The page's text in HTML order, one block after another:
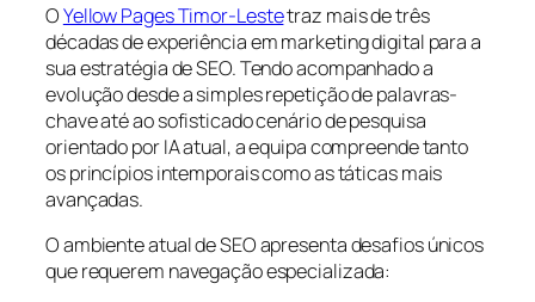
OYellow Pages Timor-Lestetraz mais de três
décadas de experiência em marketing digital para a
sua estratégia de SEO. Tendo acompanhado a
evolução desde a simples repetição de palavras-
chave até ao sofisticado cenário de pesquisa
orientado por IA atual, a equipa compreende tanto
os princípios intemporais como as táticas mais
avançadas.
O ambiente atual de SEO apresenta desafios únicos
que requerem navegação especializada: